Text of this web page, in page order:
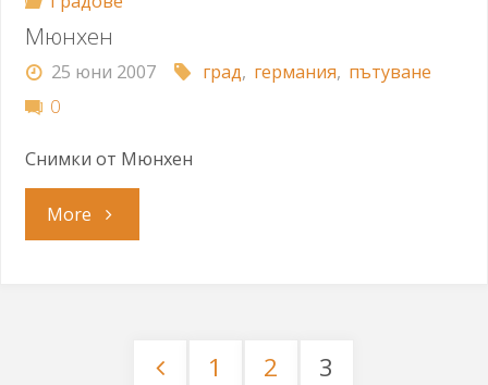
Мюнхен
25 юни 2007 град, германия, пътуване
0
Снимки от Мюнхен
More"Мюнхен"
1 2 3